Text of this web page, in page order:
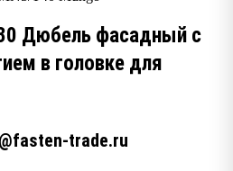
Дюбель фасадный с
в головке для
trade.ru